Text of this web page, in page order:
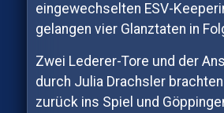
eingewechselten ESV-
gelangen vier Glanztaten in
Zwei Lederer-Tore und der
durch Julia Drachsler
zurück ins Spiel und